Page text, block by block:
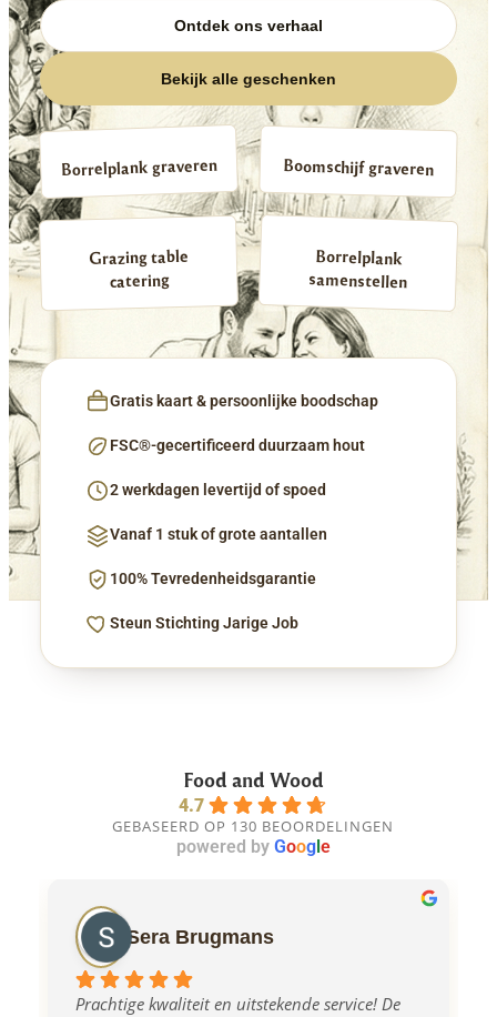
Ontdek ons verhaal
Bekijk alle geschenken
Borrelplank graveren Boomschijf graveren
Grazing table
catering
Borrelplank
samenstellen
Gratis kaart & persoonlijke boodschap
FSC®-gecertificeerd duurzaam hout
2 werkdagen levertijd of spoed
Vanaf 1 stuk of grote aantallen
100% Tevredenheidsgarantie
Steun Stichting Jarige Job
Food and Wood
4.7
GEBASEERD OP 130 BEOORDELINGEN
powered by Googl e
Sera Brugmans
Prachtige kwaliteit en uitstekende service! De